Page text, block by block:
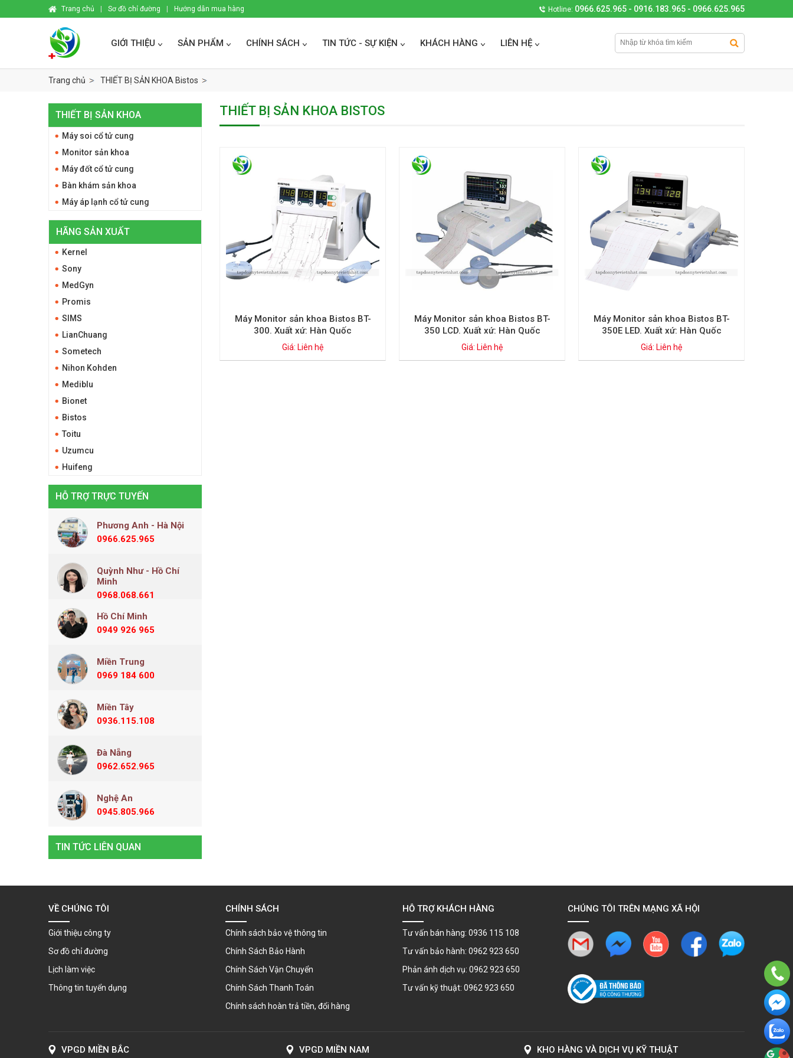
GIỚI THIỆU SẢN PHẨM CHÍNH SÁCH TIN TỨC - SỰ KIỆN KHÁCH HÀNG LIÊN HỆ
Trang chủ THIẾT BỊ SẢN KHOA Bistos
THIẾT BỊ SẢN KHOA
Máy soi cổ tử cung
Monitor sản khoa
Máy đốt cổ tử cung
Bàn khám sản khoa
Máy áp lạnh cổ tử cung
HÃNG SẢN XUẤT
Kernel
Sony
MedGyn
Promis
SIMS
LianChuang
Sometech
Nihon Kohden
Mediblu
Bionet
Bistos
Toitu
Uzumcu
Huifeng
HỖ TRỢ TRỰC TUYẾN
Phương Anh - Hà Nội
0966.625.965
Quỳnh Như - Hồ Chí
Minh
0968.068.661
Hồ Chí Minh
0949 926 965
Miền Trung
0969 184 600
Miền Tây
0936.115.108
Đà Nẵng
0962.652.965
Nghệ An
0945.805.966
TIN TỨC LIÊN QUAN
THIẾT BỊ SẢN KHOA BISTOS
Máy Monitor sản khoa Bistos BT-
300. Xuất xứ: Hàn Quốc
Giá: Liên hệ
Máy Monitor sản khoa Bistos BT-
350 LCD. Xuất xứ: Hàn Quốc
Giá: Liên hệ
Máy Monitor sản khoa Bistos BT-
350E LED. Xuất xứ: Hàn Quốc
Giá: Liên hệ
CHÚNG TÔI TRÊN MẠNG XÃ HỘI
VỀ CHÚNG TÔI
Giới thiệu công ty
Sơ đồ chỉ đường
Lịch làm việc
Thông tin tuyển dụng
CHÍNH SÁCH
Chính sách bảo vệ thông tin
Chính Sách Bảo Hành
Chính Sách Vận Chuyển
Chính Sách Thanh Toán
Chính sách hoàn trả tiền, đổi hàng
HỖ TRỢ KHÁCH HÀNG
Tư vấn bán hàng: 0936 115 108
Tư vấn bảo hành: 0962 923 650
Phản ánh dịch vụ: 0962 923 650
Tư vấn kỹ thuật: 0962 923 650
VPGD MIỀN BẮC VPGD MIỀN NAM KHO HÀNG VÀ DỊCH VỤ KỸ THUẬT
Hotline: 0966.625.965 - 0916.183.965 - 0966.625.965
Trang chủ Sơ đồ chỉ đường Hướng dẫn mua hàng